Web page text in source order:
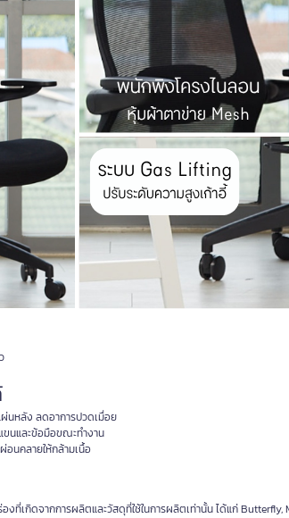
นหลัง ลดอาการปวดเมื่อย
ขนและข้อมือขณะทำงาน
อนคลายให้กล้ามเนื้อ
ที่เกิดจากการผลิตและวัสดุที่ใช้ในการผลิตเท่านั้น ได้แก่ Butterfly,